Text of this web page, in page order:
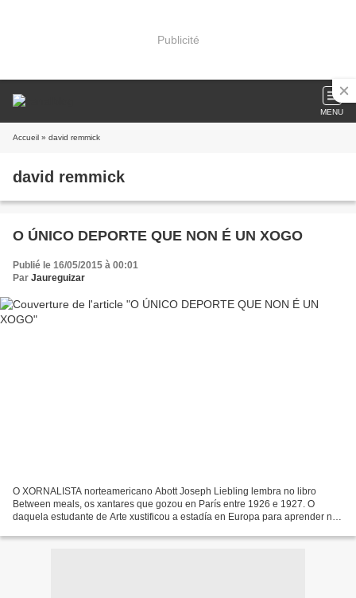
Publicité
MENU
Accueil » david remmick
david remmick
O ÚNICO DEPORTE QUE NON É UN XOGO
Publié le 16/05/2015 à 00:01
Par Jaureguizar
O XORNALISTA norteamericano Abott Joseph Liebling lembra no libro
Between meals, os xantares que gozou en París entre 1926 e 1927. O
daquela estudante de Arte xustificou a estadía en Europa para aprender na